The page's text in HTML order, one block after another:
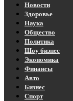
Новости
Здоровье
Наука
Общество
Политика
Шоу бизнес
Экономика
Финансы
Авто
Бизнес
Спорт